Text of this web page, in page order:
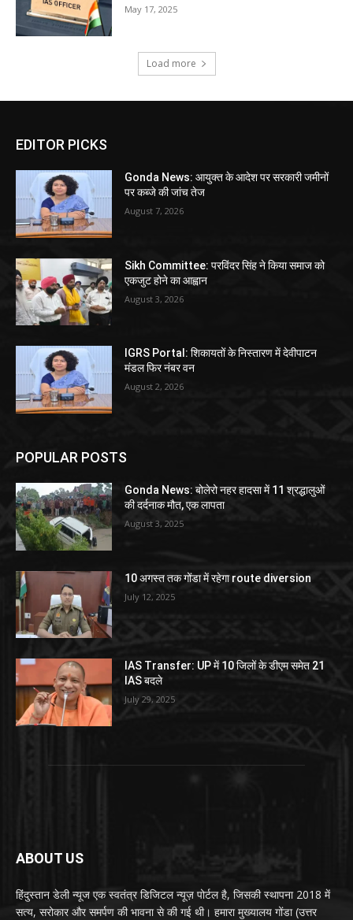
May 17, 2025
Load more
EDITOR PICKS
Gonda News: आयुक्त के आदेश पर सरकारी जमीनों
पर कब्जे की जांच तेज
August 7, 2026
Sikh Committee: परविंदर सिंह ने किया समाज को
एकजुट होने का आह्वान
August 3, 2026
IGRS Portal: शिकायतों के निस्तारण में देवीपाटन
मंडल फिर नंबर वन
August 2, 2026
POPULAR POSTS
Gonda News: बोलेरो नहर हादसा में 11 श्रद्धालुओं
की दर्दनाक मौत, एक लापता
August 3, 2025
10 अगस्त तक गोंडा में रहेगा route diversion
July 12, 2025
IAS Transfer: UP में 10 जिलों के डीएम समेत 21
IAS बदले
July 29, 2025
ABOUT US
हिंदुस्तान डेली न्यूज एक स्वतंत्र डिजिटल न्यूज़ पोर्टल है, जिसकी स्थापना 2018 में
सत्य, सरोकार और समर्पण की भावना से की गई थी। हमारा मुख्यालय गोंडा (उत्तर